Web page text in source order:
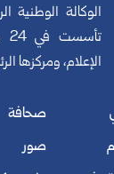
الوكالة الوطنية
الإعلام، ومركزها
صحافة
صور